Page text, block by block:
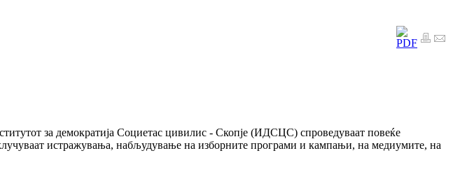
за демократија Социетас цивилис - Скопје (ИДСЦС) спроведуваат повеќе
истражувања, набљудување на изборните програми и кампањи, на медиумите, на